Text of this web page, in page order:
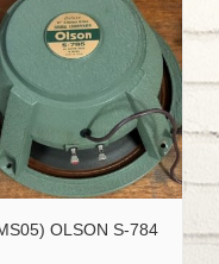
OLSON S-784